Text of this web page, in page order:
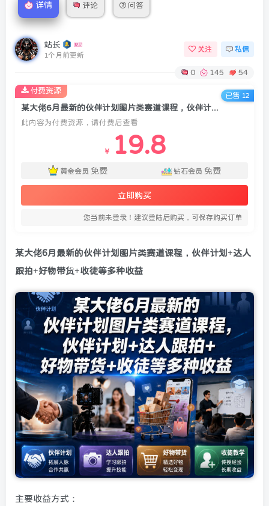
详情 评论 问答
站长
1个月前更新
关注 私信
0 145 54
某大佬6月最新的伙伴计划图片类赛道课程，伙伴计划+达人跟拍+好物带货+收徒等多种收益
此内容为付费资源，请付费后查看
￥ 19.8
黄金会员 免费 钻石会员 免费
立即购买
您当前未登录！建议登陆后购买，可保存购买订单
付费资源
已售 12
某大佬6月最新的伙伴计划图片类赛道课程，伙伴计划+达人
跟拍+好物带货+收徒等多种收益
主要收益方式：